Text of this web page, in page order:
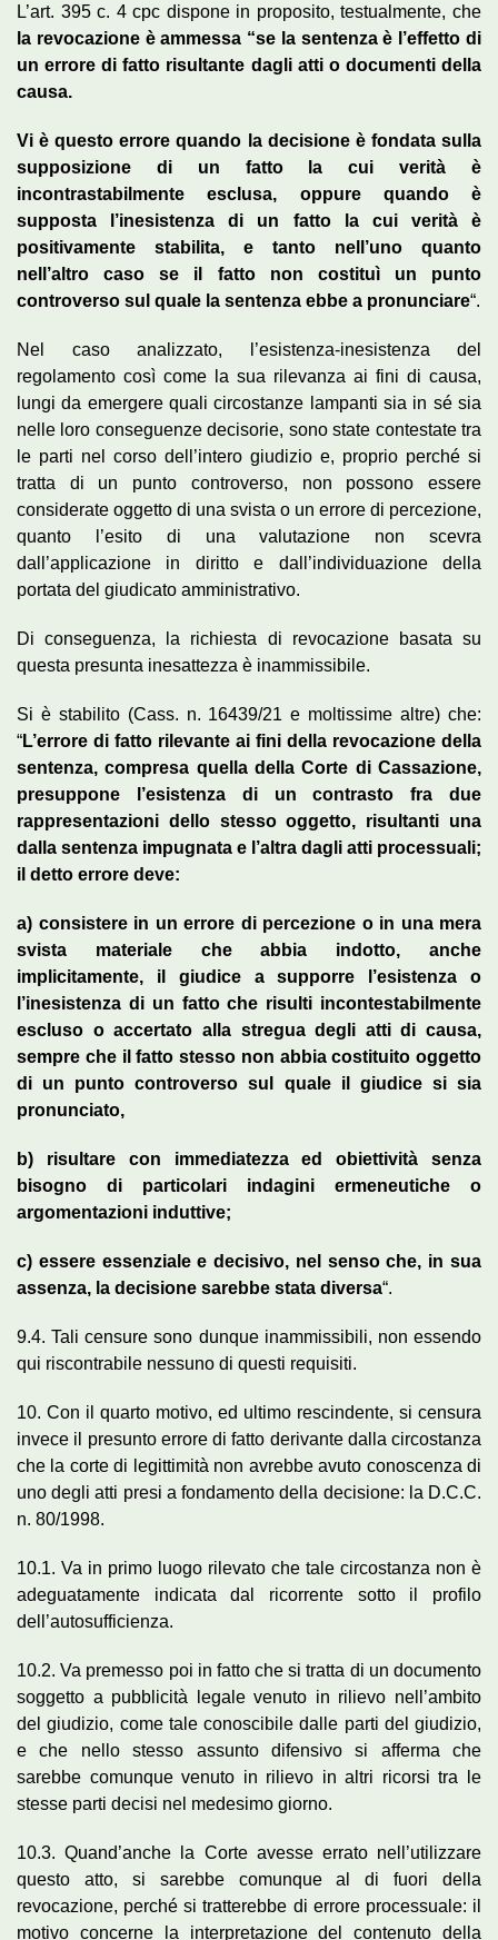
L’art. 395 c. 4 cpc dispone in proposito, testualmente, che
la revocazione è ammessa “se la sentenza è l’effetto di
un errore di fatto risultante dagli atti o documenti della
causa.
Vi è questo errore quando la decisione è fondata sulla
supposizione di un fatto la cui verità è
incontrastabilmente esclusa, oppure quando è
supposta l’inesistenza di un fatto la cui verità è
positivamente stabilita, e tanto nell’uno quanto
nell’altro caso se il fatto non costituì un punto
controverso sul quale la sentenza ebbe a pronunciare“.
Nel caso analizzato, l’esistenza-inesistenza del
regolamento così come la sua rilevanza ai fini di causa,
lungi da emergere quali circostanze lampanti sia in sé sia
nelle loro conseguenze decisorie, sono state contestate tra
le parti nel corso dell’intero giudizio e, proprio perché si
tratta di un punto controverso, non possono essere
considerate oggetto di una svista o un errore di percezione,
quanto l’esito di una valutazione non scevra
dall’applicazione in diritto e dall’individuazione della
portata del giudicato amministrativo.
Di conseguenza, la richiesta di revocazione basata su
questa presunta inesattezza è inammissibile.
Si è stabilito (Cass. n. 16439/21 e moltissime altre) che:
“L’errore di fatto rilevante ai fini della revocazione della
sentenza, compresa quella della Corte di Cassazione,
presuppone l’esistenza di un contrasto fra due
rappresentazioni dello stesso oggetto, risultanti una
dalla sentenza impugnata e l’altra dagli atti processuali;
il detto errore deve:
a) consistere in un errore di percezione o in una mera
svista materiale che abbia indotto, anche
implicitamente, il giudice a supporre l’esistenza o
l’inesistenza di un fatto che risulti incontestabilmente
escluso o accertato alla stregua degli atti di causa,
sempre che il fatto stesso non abbia costituito oggetto
di un punto controverso sul quale il giudice si sia
pronunciato,
b) risultare con immediatezza ed obiettività senza
bisogno di particolari indagini ermeneutiche o
argomentazioni induttive;
c) essere essenziale e decisivo, nel senso che, in sua
assenza, la decisione sarebbe stata diversa“.
9.4. Tali censure sono dunque inammissibili, non essendo
qui riscontrabile nessuno di questi requisiti.
10. Con il quarto motivo, ed ultimo rescindente, si censura
invece il presunto errore di fatto derivante dalla circostanza
che la corte di legittimità non avrebbe avuto conoscenza di
uno degli atti presi a fondamento della decisione: la D.C.C.
n. 80/1998.
10.1. Va in primo luogo rilevato che tale circostanza non è
adeguatamente indicata dal ricorrente sotto il profilo
dell’autosufficienza.
10.2. Va premesso poi in fatto che si tratta di un documento
soggetto a pubblicità legale venuto in rilievo nell’ambito
del giudizio, come tale conoscibile dalle parti del giudizio,
e che nello stesso assunto difensivo si afferma che
sarebbe comunque venuto in rilievo in altri ricorsi tra le
stesse parti decisi nel medesimo giorno.
10.3. Quand’anche la Corte avesse errato nell’utilizzare
questo atto, si sarebbe comunque al di fuori della
revocazione, perché si tratterebbe di errore processuale: il
motivo concerne la interpretazione del contenuto della